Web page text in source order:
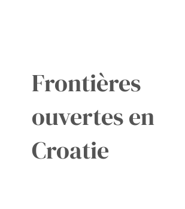
Frontières
ouvertes en
Croatie